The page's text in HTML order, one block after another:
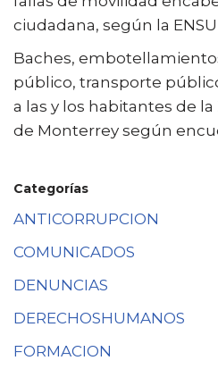
ciudadana, según la ENSU
Baches,
público, transporte
a las y los habitantes de
de Monterrey según
Categorías
ANTICORRUPCION
COMUNICADOS
DENUNCIAS
DERECHOSHUMANOS
FORMACION